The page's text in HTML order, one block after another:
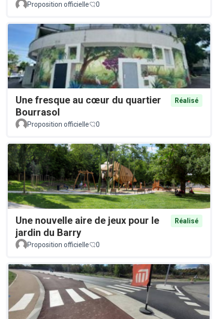
Proposition officielle 0
Une fresque au cœur du quartier
Bourrasol
Réalisé
Proposition officielle 0
Une nouvelle aire de jeux pour le
jardin du Barry
Réalisé
Proposition officielle 0